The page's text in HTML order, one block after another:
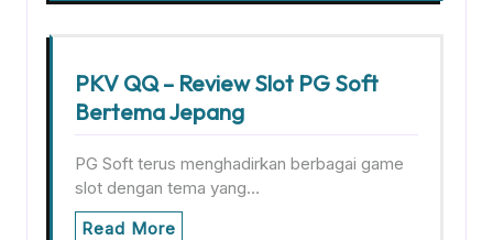
PKV QQ – Review Slot PG Soft
Bertema Jepang
PG Soft terus menghadirkan berbagai game
slot dengan tema yang…
Read More